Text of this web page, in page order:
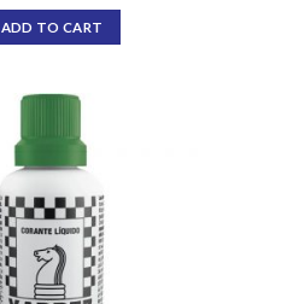
ADD TO CART